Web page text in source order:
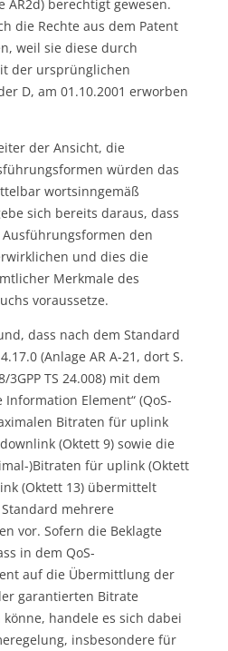
AR2d) berechtigt gewesen.
die Rechte aus dem Patent
weil sie diese durch
der ursprünglichen
D, am 01.10.2001 erworben
der Ansicht, die
würden das
wortsinngemäß
sich bereits daraus, dass
den
und dies die
Merkmale des
voraussetze.
dass nach dem Standard
(Anlage AR A-21, dort S.
3GPP TS 24.008) mit dem
Information Element“ (QoS-
Bitraten für uplink
(Oktett 9) sowie die
)Bitraten für uplink (Oktett
(Oktett 13) übermittelt
mehrere
vor. Sofern die Beklagte
in dem QoS-
auf die Übermittlung der
garantierten Bitrate
handele es sich dabei
insbesondere für